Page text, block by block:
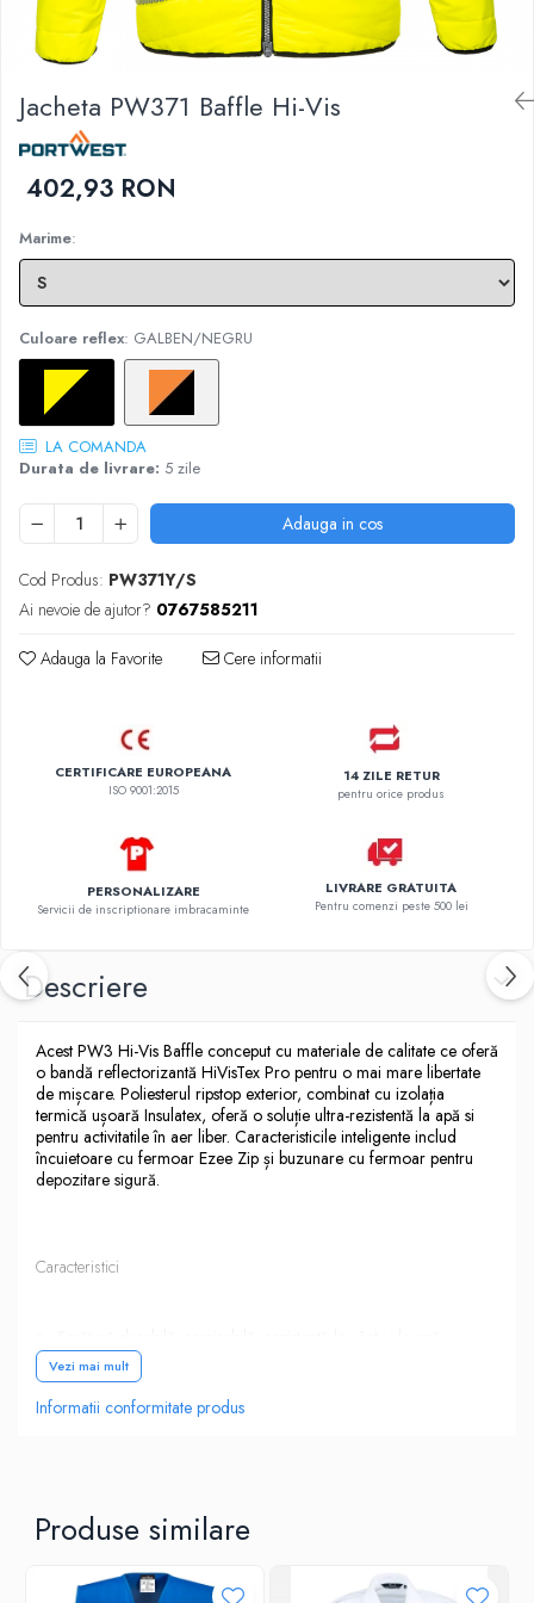
JACHETE DE LUCRU
JACHETE VATUITE
INDUSTRIA ALIMENTARA
GENUNCHIERE
MULTIRISC
CAMASI
FLEECE
HANORACE
Jacheta PW371 Baffle Hi-Vis
402,93 RON
Marime:
Culoare reflex: GALBEN/NEGRU
LA COMANDA
Durata de livrare: 5 zile
Adauga in cos
Cod Produs: PW371Y/S
Ai nevoie de ajutor? 0767585211
Adauga la Favorite Cere informatii
CERTIFICARE EUROPEANA
ISO 9001:2015
14 ZILE RETUR
pentru orice produs
PERSONALIZARE
Servicii de inscriptionare imbracaminte
LIVRARE GRATUITA
Pentru comenzi peste 500 lei
Descriere
Acest PW3 Hi-Vis Baffle conceput cu materiale de calitate ce oferă
o bandă reflectorizantă HiVisTex Pro pentru o mai mare libertate
de mișcare. Poliesterul ripstop exterior, combinat cu izolația
termică ușoară Insulatex, oferă o soluție ultra-rezistentă la apă si
pentru activitatile în aer liber. Caracteristicile inteligente includ
încuietoare cu fermoar Ezee Zip și buzunare cu fermoar pentru
depozitare sigură.
Caracteristici
Finisaj textil Texpel™ Splash Eco extrem de rezistent la apă
fără PFAS, apa se îndepărtează de suprafața țesăturii
Captuseala moale Insulatex ofera caldura si confort
Captusit integral pentru a capta caldura
vizibilitate sporită
Vezi mai mult
Informatii conformitate produs
Produse similare